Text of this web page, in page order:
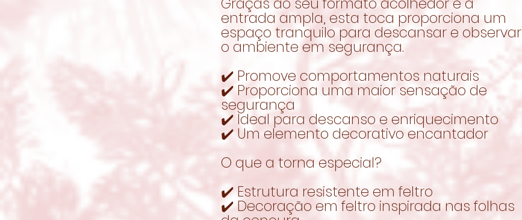
entrada ampla, esta toca proporciona um
espaço tranquilo para descansar e observar
o ambiente em segurança.
✔️ Promove comportamentos naturais
✔️ Proporciona uma maior sensação de
segurança
✔️ Ideal para descanso e enriquecimento
✔️ Um elemento decorativo encantador
O que a torna especial?
✔️ Estrutura resistente em feltro
✔️ Decoração em feltro inspirada nas folhas